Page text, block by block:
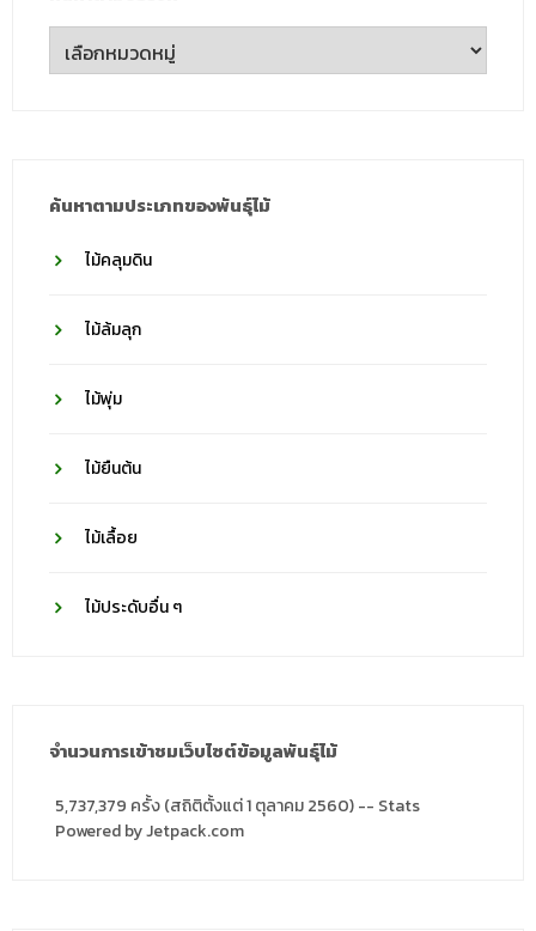
ค้นหา
ตาม
ค้นหาตามประเภทของพันธุ์ไม้
ไม้คลุมดิน
ไม้ล้มลุก
ไม้พุ่ม
ไม้ยืนต้น
ไม้เลื้อย
ไม้ประดับอื่น ๆ
จำนวนการเข้าชมเว็บไซต์ข้อมูลพันธุ์ไม้
5,737,379 ครั้ง (สถิติตั้งแต่ 1 ตุลาคม 2560) -- Stats
Powered by Jetpack.com